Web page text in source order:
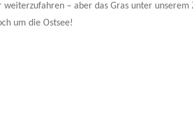
– aber das Gras unter unserem
um die Ostsee!